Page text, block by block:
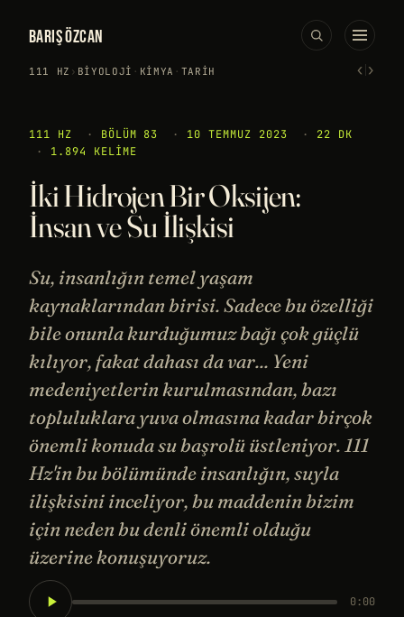
BARIŞ ÖZCAN
111 HZ › BIYOLOJI · KIMYA · TARIH ‹›
111 HZ · BÖLÜM 83 · 10 TEMMUZ 2023 ·
22 DK
·
1.894 KELIME
İki Hidrojen Bir Oksijen:
İnsan ve Su İlişkisi
Su, insanlığın temel yaşam
kaynaklarından birisi. Sadece bu özelliği
bile onunla kurduğumuz bağı çok güçlü
kılıyor, fakat dahası da var... Yeni
medeniyetlerin kurulmasından, bazı
topluluklara yuva olmasına kadar birçok
önemli konuda su başrolü üstleniyor. 111
Hz'in bu bölümünde insanlığın, suyla
ilişkisini inceliyor, bu maddenin bizim
için neden bu denli önemli olduğu
üzerine konuşuyoruz.
0:00